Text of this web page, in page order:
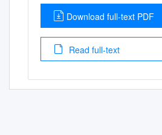
Download full-text PDF
Read full-text